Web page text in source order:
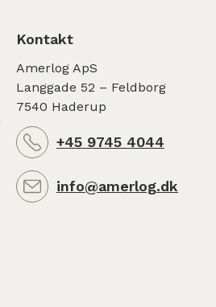
Kontakt
Amerlog ApS
Langgade 52 – Feldborg
7540 Haderup
+45 9745 4044
info@amerlog.dk